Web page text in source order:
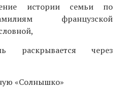
истории семьи по
французской
раскрывается через
«Солнышко»